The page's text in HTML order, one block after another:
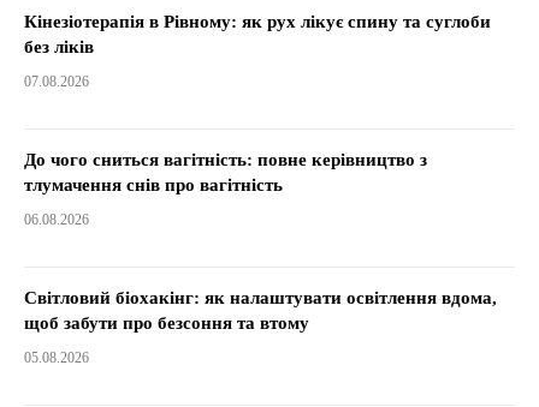
Кінезіотерапія в Рівному: як рух лікує спину та суглоби
без ліків
07.08.2026
До чого сниться вагітність: повне керівництво з
тлумачення снів про вагітність
06.08.2026
Світловий біохакінг: як налаштувати освітлення вдома,
щоб забути про безсоння та втому
05.08.2026